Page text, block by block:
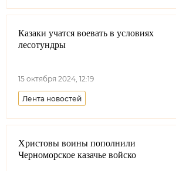
Образование
Казаки учатся воевать в условиях
лесотундры
15 октября 2024, 12:19
Лента новостей
Сибирское войсковое казачье общество
Ямало-Ненецкий автономный округ
Христовы воины пополнили
Черноморское казачье войско